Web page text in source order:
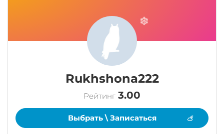
Rukhshona222
Рейтинг 3.00
Выбрать \ Записаться